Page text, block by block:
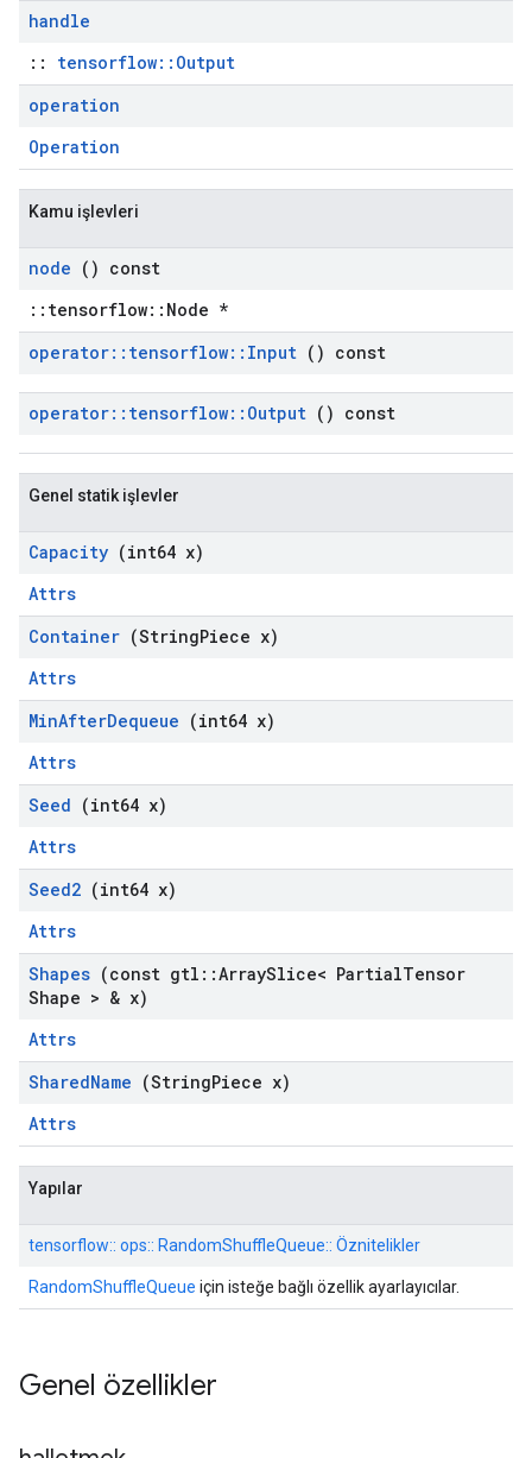
handle
:: tensorflow::Output
operation
Operation
Kamu işlevleri
node () const
::tensorflow::Node *
operator:: tensorflow:: Input () const
operator:: tensorflow:: Output () const
Genel statik işlevler
Capacity (int64 x)
Attrs
Container (StringPiece x)
Attrs
MinAfterDequeue (int64 x)
Attrs
Seed (int64 x)
Attrs
Seed2 (int64 x)
Attrs
Shapes (const gtl ::ArraySlice< PartialTensor
Shape > & x)
Attrs
SharedName (StringPiece x)
Attrs
Yapılar
tensorflow:: ops:: RandomShuffleQueue:: Öznitelikler
RandomShuffleQueue için isteğe bağlı özellik ayarlayıcılar.
Genel özellikler